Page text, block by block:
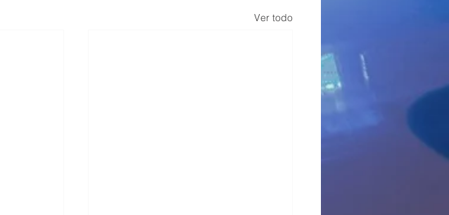
Ver todo